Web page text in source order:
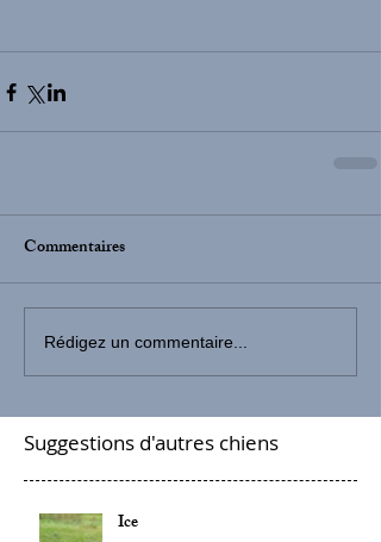
Commentaires
Rédigez un commentaire...
Suggestions d'autres chiens
Ice